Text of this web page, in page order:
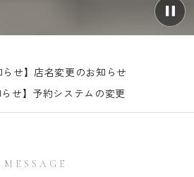
らせ】店名変更のお知らせ
らせ】予約システムの変更
MESSAGE